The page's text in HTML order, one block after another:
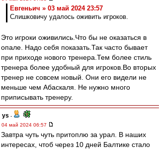
Евгеньич » 03 май 2024 23:57
Слишковичу удалось оживить игроков.
Это игроки оживились.Что бы не оказаться в
опале. Надо себя показать.Так часто бывает
при приходе нового тренера.Тем более стиль
тренера более удобный для игроков.Во вторых
тренер не совсем новый. Они его видели не
меньше чем Абаскаля. Не нужно много
приписывать тренеру.
ys -
04 май 2024 06:57
Завтра чуть чуть притоплю за урал. В наших
интересах, чтоб через 10 дней Балтике стало